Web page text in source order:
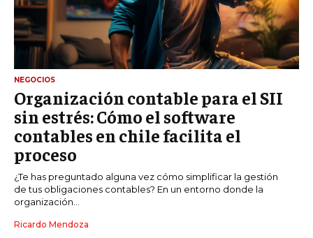
NEGOCIOS
Organización contable para el SII
sin estrés: Cómo el software
contables en chile facilita el
proceso
¿Te has preguntado alguna vez cómo simplificar la gestión
de tus obligaciones contables? En un entorno donde la
organización...
Ricardo Mendoza